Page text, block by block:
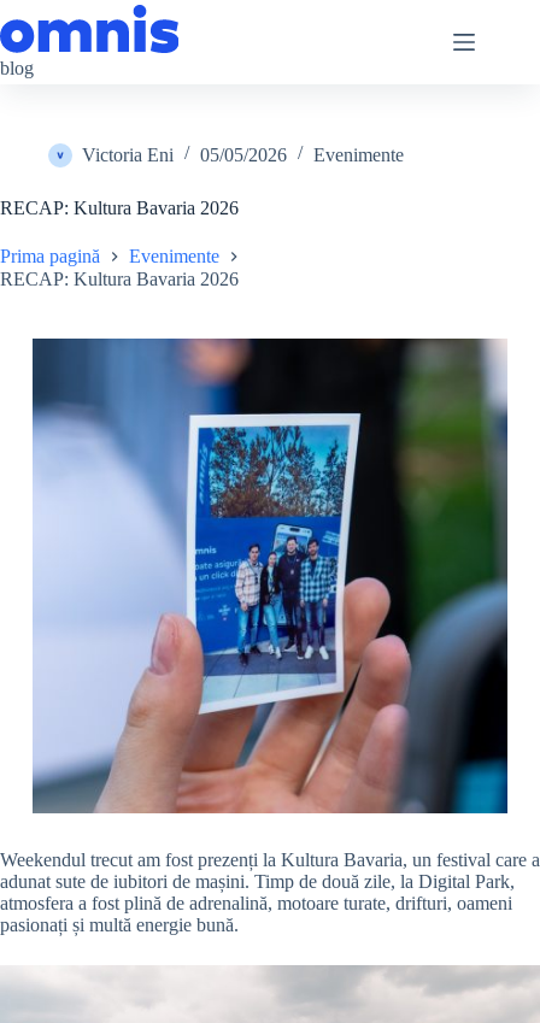
la
conținut
blog
Victoria Eni 05/05/2026 Evenimente
RECAP: Kultura Bavaria 2026
Prima pagină
Evenimente
RECAP: Kultura Bavaria 2026
Weekendul trecut am fost prezenți la Kultura Bavaria, un festival care a
adunat sute de iubitori de mașini. Timp de două zile, la Digital Park,
atmosfera a fost plină de adrenalină, motoare turate, drifturi, oameni
pasionați și multă energie bună.